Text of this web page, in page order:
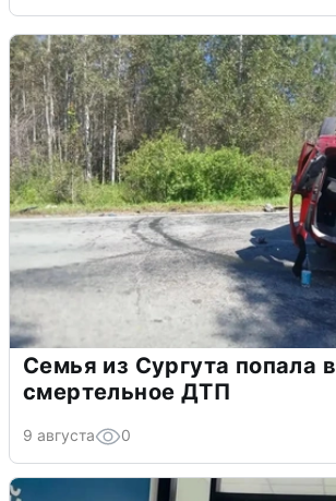
Семья из Сургута попала в
смертельное ДТП
9 августа 0